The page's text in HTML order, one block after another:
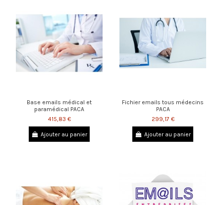
Base emails médical et
paramédical PACA
415,83 €
Ajouter au panier
Fichier emails tous médecins
PACA
299,17 €
Ajouter au panier